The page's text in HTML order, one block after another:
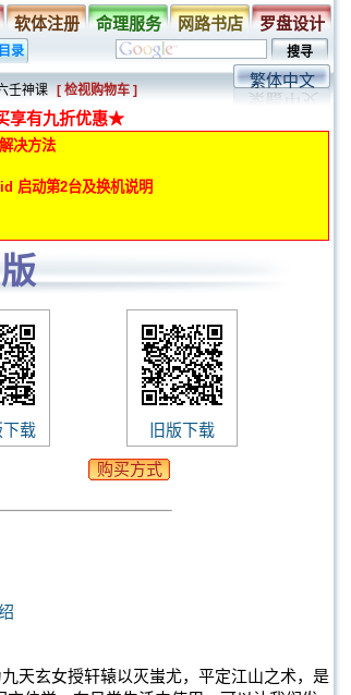
软体注册 命理服务 网路书店 罗盘设计
录
壬神课 [ 检视购物车 ]
繁体中文
享有九折优惠★
决方法
启动第2台及换机说明
载
旧版下载
购买方式
天玄女授轩辕以灭蚩尤，平定江山之术，是